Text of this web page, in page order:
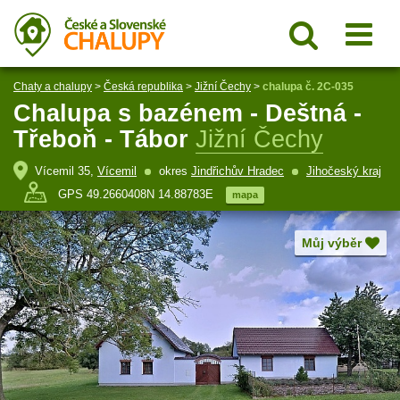
Chaty a chalupy > Česká republika > Jižní Čechy > chalupa č. 2C-035
Chalupa s bazénem - Deštná -
Třeboň - Tábor Jižní Čechy
Vícemil 35, Vícemil okres Jindřichův Hradec
Jihočeský kraj
GPS 49.2660408N 14.88783E
mapa
Můj výběr